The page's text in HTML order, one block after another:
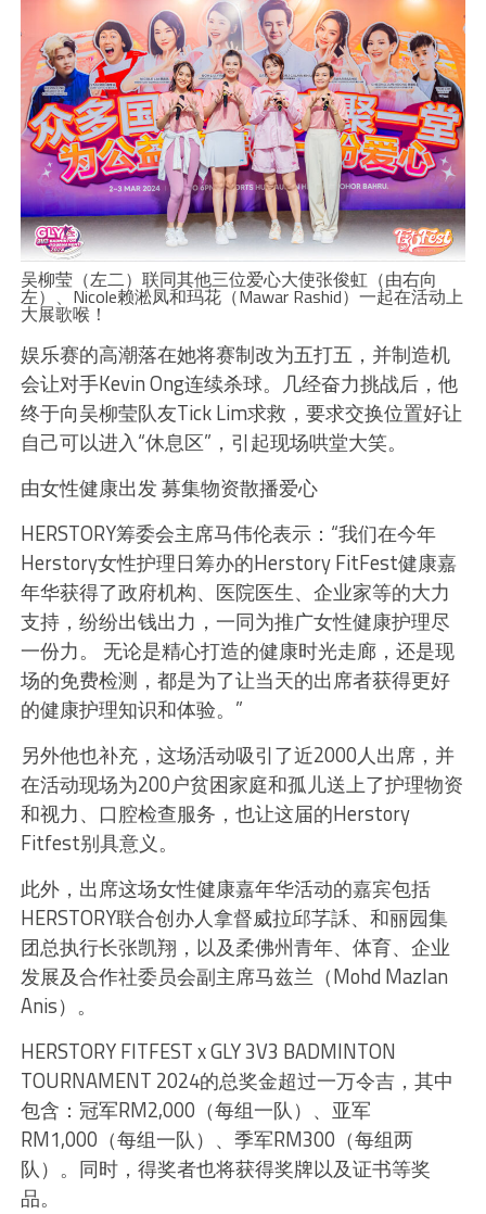
吴柳莹（左二）联同其他三位爱心大使张俊虹（由右向
左）、Nicole赖淞凤和玛花（Mawar Rashid）一起在活动上
大展歌喉！
娱乐赛的高潮落在她将赛制改为五打五，并制造机
会让对手Kevin Ong连续杀球。几经奋力挑战后，他
终于向吴柳莹队友Tick Lim求救，要求交换位置好让
自己可以进入“休息区”，引起现场哄堂大笑。
由女性健康出发 募集物资散播爱心
HERSTORY筹委会主席马伟伦表示：“我们在今年
Herstory女性护理日筹办的Herstory FitFest健康嘉
年华获得了政府机构、医院医生、企业家等的大力
支持，纷纷出钱出力，一同为推广女性健康护理尽
一份力。 无论是精心打造的健康时光走廊，还是现
场的免费检测，都是为了让当天的出席者获得更好
的健康护理知识和体验。”
另外他也补充，这场活动吸引了近2000人出席，并
在活动现场为200户贫困家庭和孤儿送上了护理物资
和视力、口腔检查服务，也让这届的Herstory
Fitfest别具意义。
此外，出席这场女性健康嘉年华活动的嘉宾包括
HERSTORY联合创办人拿督威拉邱芓訸、和丽园集
团总执行长张凯翔，以及柔佛州青年、体育、企业
发展及合作社委员会副主席马兹兰（Mohd Mazlan
Anis）。
HERSTORY FITFEST x GLY 3V3 BADMINTON
TOURNAMENT 2024的总奖金超过一万令吉，其中
包含：冠军RM2,000（每组一队）、亚军
RM1,000（每组一队）、季军RM300（每组两
队）。同时，得奖者也将获得奖牌以及证书等奖
品。